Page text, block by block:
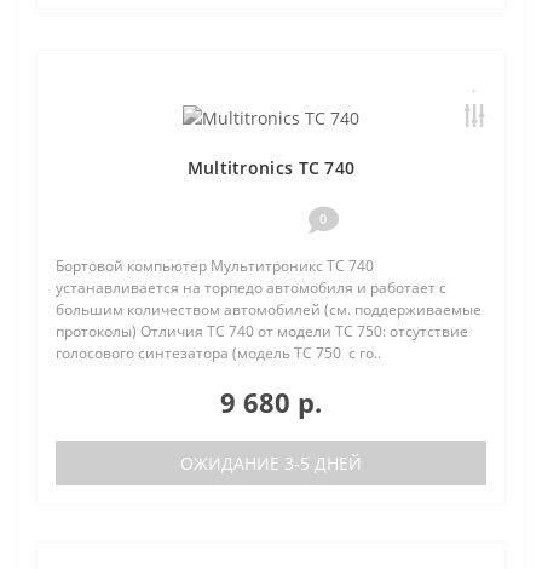
Multitronics TC 740
0
Бортовой компьютер Мультитроникс TC 740
устанавливается на торпедо автомобиля и работает с
большим количеством автомобилей (см. поддерживаемые
протоколы) Отличия TC 740 от модели TC 750: отсутствие
голосового синтезатора (модель TC 750 с го..
9 680 р.
ОЖИДАНИЕ 3-5 ДНЕЙ